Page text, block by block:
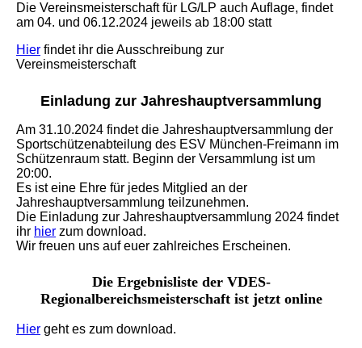
Die Vereinsmeisterschaft für LG/LP auch Auflage, findet
am 04. und 06.12.2024 jeweils ab 18:00 statt
Hier findet ihr die Ausschreibung zur
Vereinsmeisterschaft
Einladung zur Jahreshauptversammlung
Am 31.10.2024 findet die Jahreshauptversammlung der
Sportschützenabteilung des ESV München-Freimann im
Schützenraum statt. Beginn der Versammlung ist um
20:00.
Es ist eine Ehre für jedes Mitglied an der
Jahreshauptversammlung teilzunehmen.
Die Einladung zur Jahreshauptversammlung 2024 findet
ihr hier zum download.
Wir freuen uns auf euer zahlreiches Erscheinen.
Die Ergebnisliste der VDES-
Regionalbereichsmeisterschaft ist jetzt online
Hier geht es zum download.